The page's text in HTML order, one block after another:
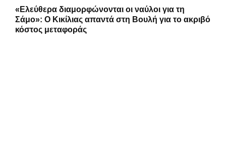
«Ελεύθερα διαμορφώνονται οι ναύλοι για τη
Σάμο»: Ο Κικίλιας απαντά στη Βουλή για το ακριβό
κόστος μεταφοράς